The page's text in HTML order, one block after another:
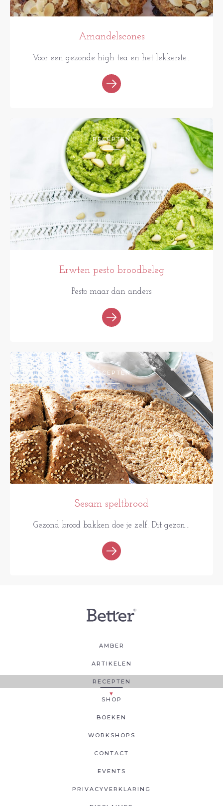
Amandelscones
Voor een gezonde high tea en het lekkerste...
RECEPTEN
Erwten pesto broodbeleg
Pesto maar dan anders
RECEPTEN
Sesam speltbrood
Gezond brood bakken doe je zelf. Dit gezon...
AMBER
ARTIKELEN
RECEPTEN
SHOP
BOEKEN
WORKSHOPS
CONTACT
EVENTS
PRIVACYVERKLARING